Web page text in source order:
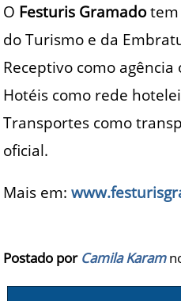
O Festuris Gramadotem
do Turismo e da
Receptivo como
Hotéis como rede
Transportes como
oficial.
Mais em:
Postado por Camila Karam